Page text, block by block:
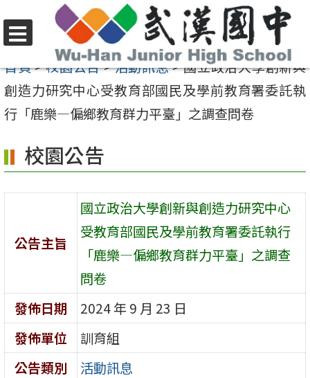
至
要
內
區
選
單
首頁>校園公告>活動訊息>國立政治大學創新與
創造力研究中心受教育部國民及學前教育署委託執
行「鹿樂—偏鄉教育群力平臺」之調查問卷
校園公告
公告主旨
國立政治大學創新與創造力研究中心
受教育部國民及學前教育署委託執行
「鹿樂—偏鄉教育群力平臺」之調查
問卷
發佈日期
2024 年 9 月 23 日
發佈單位
訓育組
公告類別
活動訊息